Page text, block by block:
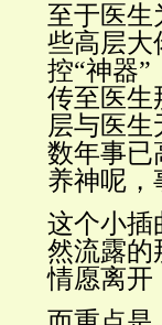
至于医
些高层大
控“神器
传至医生
层与医
数年事已
养神呢，
这个小插
然流露
情愿离开